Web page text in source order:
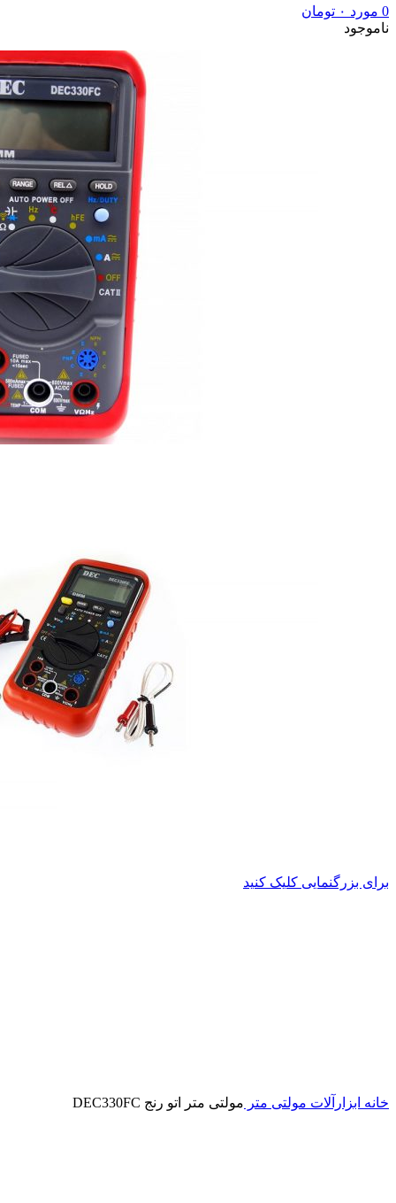
0 مورد ۰ تومان
ناموجود
برای بزرگنمایی کلیک کنید
خانه ابزارآلات مولتی متر مولتی متر اتو رنج DEC330FC